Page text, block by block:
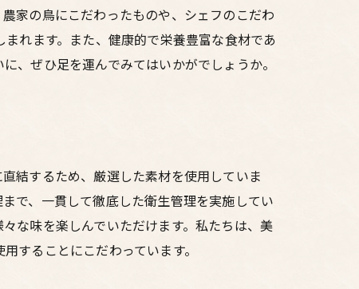
家の鳥にこだわったものや、シェフのこだわ
れます。また、健康的で栄養豊富な食材であ
、ぜひ足を運んでみてはいかがでしょうか。
結するため、厳選した素材を使用していま
で、一貫して徹底した衛生管理を実施してい
な味を楽しんでいただけます。私たちは、美
することにこだわっています。